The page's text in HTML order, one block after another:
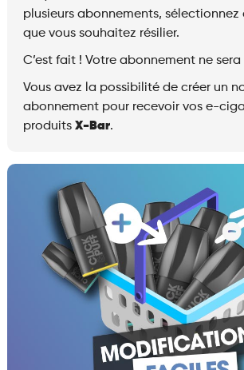
plusieurs abonnements, sélectionnez
que vous souhaitez résilier.
C’est fait ! Votre abonnement ne sera
Vous avez la possibilité de créer un
abonnement pour recevoir vos e-
produits X-Bar.